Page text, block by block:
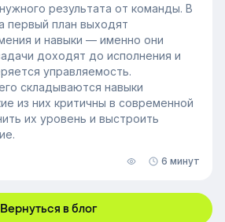
результата от команды. В
первый план выходят
и навыки — именно они
доходят до исполнения и
управляемость.
складываются навыки
из них критичны в современной
их уровень и выстроить
6 минут
Вернуться в блог